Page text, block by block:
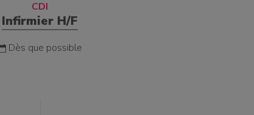
CDI
Infirmier H/F
Dès que possible